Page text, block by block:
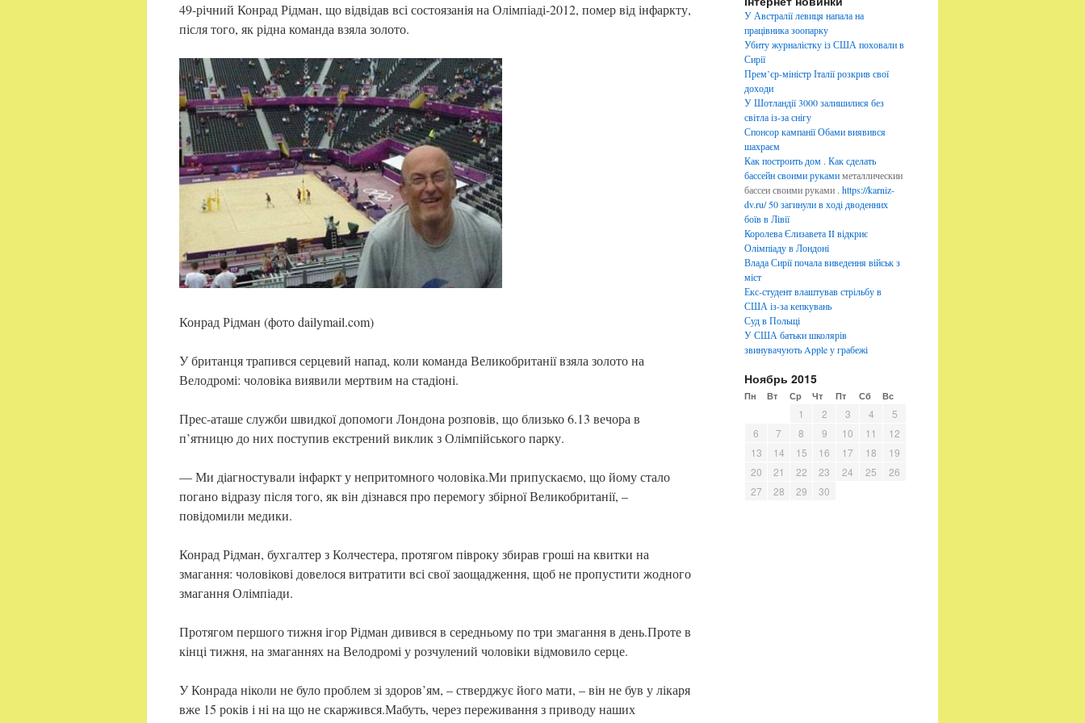
49-річний Конрад Рідман, що відвідав всі состоязанія на Олімпіаді-2012, помер від інфаркту,
після того, як рідна команда взяла золото.
Конрад Рідман (фото dailymail.com)
У британця трапився серцевий напад, коли команда Великобританії взяла золото на
Велодромі: чоловіка виявили мертвим на стадіоні.
Прес-аташе служби швидкої допомоги Лондона розповів, що близько 6.13 вечора в
п’ятницю до них поступив екстрений виклик з Олімпійського парку.
— Ми діагностували інфаркт у непритомного чоловіка.Ми припускаємо, що йому стало
погано відразу після того, як він дізнався про перемогу збірної Великобританії, –
повідомили медики.
Конрад Рідман, бухгалтер з Колчестера, протягом півроку збирав гроші на квитки на
змагання: чоловікові довелося витратити всі свої заощадження, щоб не пропустити жодного
змагання Олімпіади.
Протягом першого тижня ігор Рідман дивився в середньому по три змагання в день.Проте в
кінці тижня, на змаганнях на Велодромі у розчулений чоловіки відмовило серце.
У Конрада ніколи не було проблем зі здоров’ям, – стверджує його мати, – він не був у лікаря
вже 15 років і ні на що не скаржився.Мабуть, через переживання з приводу наших
р
и
к
и
У Австралії левиця напала на
працівника зоопарку
Убиту журналістку із США поховали в
Сирії
Прем’єр-міністр Італії розкрив свої
доходи
У Шотландії 3000 залишилися без
світла із-за снігу
Спонсор кампанії Обами виявився
шахраєм
Как построить дом . Как сделать
бассейн своими рукамиметаллическии
бассеи своими руками . https://karniz-
dv.ru/ 50 загинули в ході дводенних
боїв в Лівії
Королева Єлизавета II відкриє
Олімпіаду в Лондоні
Влада Сирії почала виведення військ з
міст
Екс-студент влаштував стрільбу в
США із-за кепкувань
Суд в Польщі
У США батьки школярів
звинувачують Apple у грабежі
Ноябрь 2015
Пн Вт Ср Чт Пт Сб Вс
1 2 3 4
5
6
7 8 9 10 11
12
13
14 15 16 17 18
19
20
21 22 23 24 25
26
27
28 29 30